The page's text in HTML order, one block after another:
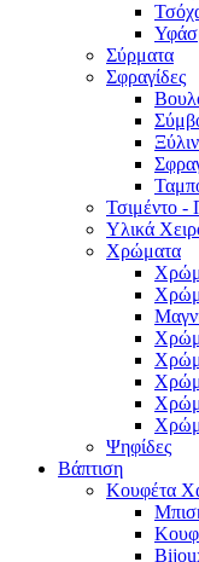
Σύρματα
Σφραγίδες
Τσιμέντο -
Υλικά
Χρώματα
Ψηφίδες
Βάπτιση
Κουφέτα